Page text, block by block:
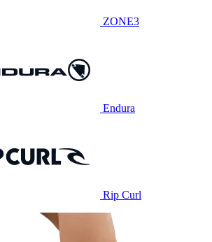
ZONE3
Endura
Rip Curl